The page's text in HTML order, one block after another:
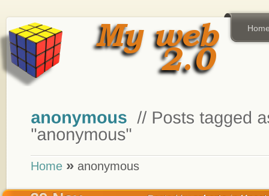
Home » anonymous